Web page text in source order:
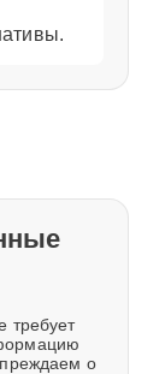
требует
о